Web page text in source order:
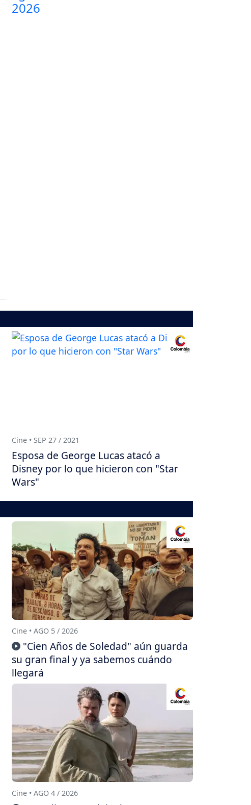
Cine • SEP 27 / 2021
Esposa de George Lucas atacó a
Disney por lo que hicieron con "Star
Wars"
Cine • AGO 5 / 2026
"Cien Años de Soledad" aún guarda
su gran final y ya sabemos cuándo
llegará
Cine • AGO 4 / 2026